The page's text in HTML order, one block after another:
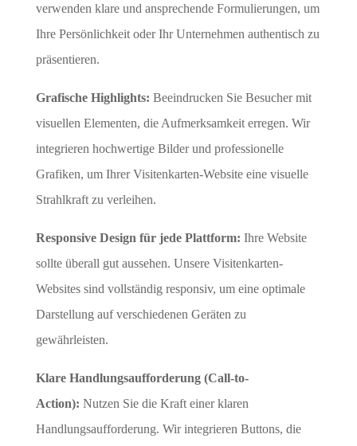
verwenden klare und ansprechende Formulierungen, um
Ihre Persönlichkeit oder Ihr Unternehmen authentisch zu
präsentieren.
Grafische Highlights: Beeindrucken Sie Besucher mit
visuellen Elementen, die Aufmerksamkeit erregen. Wir
integrieren hochwertige Bilder und professionelle
Grafiken, um Ihrer Visitenkarten-Website eine visuelle
Strahlkraft zu verleihen.
Responsive Design für jede Plattform: Ihre Website
sollte überall gut aussehen. Unsere Visitenkarten-
Websites sind vollständig responsiv, um eine optimale
Darstellung auf verschiedenen Geräten zu
gewährleisten.
Klare Handlungsaufforderung (Call-to-
Action): Nutzen Sie die Kraft einer klaren
Handlungsaufforderung. Wir integrieren Buttons, die